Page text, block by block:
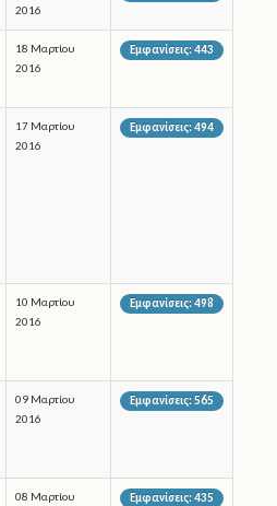
2016
18 Μαρτίου
2016
Εμφανίσεις: 443
17 Μαρτίου
2016
Εμφανίσεις: 494
10 Μαρτίου
2016
Εμφανίσεις: 498
09 Μαρτίου
2016
Εμφανίσεις: 565
08 Μαρτίου
Εμφανίσεις: 435